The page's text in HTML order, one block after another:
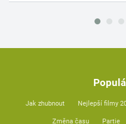
Jak zhubnout Nejlepší filmy
Změna času Partie